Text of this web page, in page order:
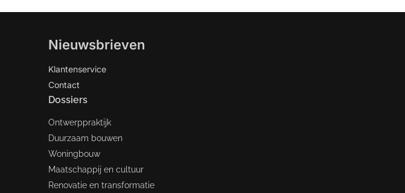
Nieuwsbrieven
Klantenservice
Contact
Dossiers
Ontwerppraktijk
Duurzaam bouwen
Woningbouw
Maatschappij en cultuur
Renovatie en transformatie